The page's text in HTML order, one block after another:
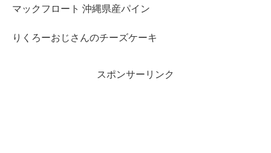
マックフロート 沖縄県産パイン
りくろーおじさんのチーズケーキ
スポンサーリンク